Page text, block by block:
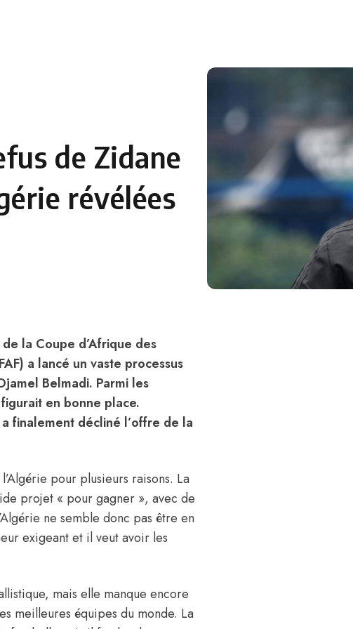
de Zidane
révélées
la Coupe d’Afrique des
a lancé un vaste processus
Belmadi. Parmi les
en bonne place.
finalement décliné l’offre de la
pour plusieurs raisons. La
projet « pour gagner », avec de
ne semble donc pas être en
exigeant et il veut avoir les
mais elle manque encore
meilleures équipes du monde. La